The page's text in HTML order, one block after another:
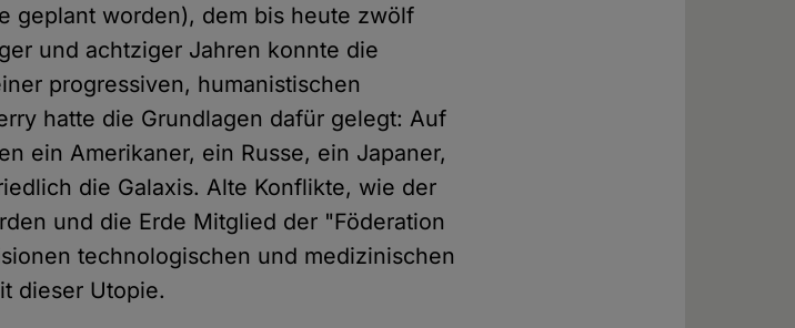
geplant worden), dem bis heute zwölf
und achtziger Jahren konnte die
progressiven, humanistischen
hatte die Grundlagen dafür gelegt: Auf
ein Amerikaner, ein Russe, ein Japaner,
die Galaxis. Alte Konflikte, wie der
und die Erde Mitglied der "Föderation
technologischen und medizinischen
dieser Utopie.